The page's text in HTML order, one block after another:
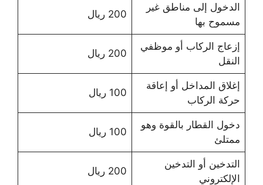
الدخول إلى مناطق غير
مسموح بها
200 ريال
إزعاج الركاب أو موظفي
النقل
200 ريال
إغلاق المداخل أو إعاقة
حركة الركاب
100 ريال
دخول القطار بالقوة وهو
ممتلئ
100 ريال
التدخين أو التدخين
الإلكتروني
200 ريال